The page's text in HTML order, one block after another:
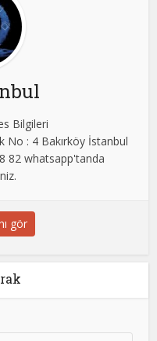
Bilgileri
No : 4 Bakırköy İstanbul
82 whatsapp'tanda
gör